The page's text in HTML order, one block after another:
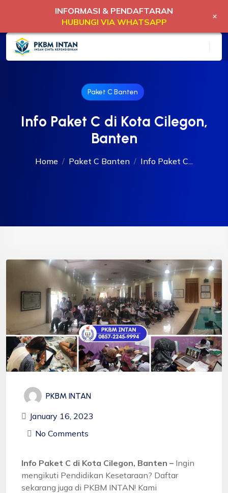
Paket C Banten
Info Paket C di Kota Cilegon,
Banten
Home Paket C Banten Info Paket C...
PKBM INTAN
January 16, 2023
No Comments
Info Paket C di Kota Cilegon, Banten – Ingin
mengikuti Pendidikan Kesetaraan? Daftar
sekarang juga di PKBM INTAN! Kami
INFORMASI & PENDAFTARAN
HUBUNGI VIA WHATSAPP
+